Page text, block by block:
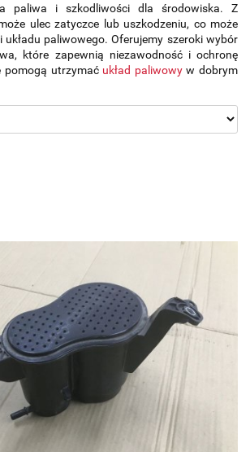
paliwa i szkodliwości dla środowiska. Z
ulec zatyczce lub uszkodzeniu, co może
paliwowego. Oferujemy szeroki wybór
które zapewnią niezawodność i ochronę
pomogą utrzymać układ paliwowyw dobrym